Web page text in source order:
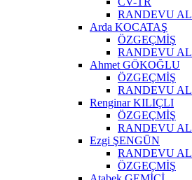
RANDEVU AL
Arda KOCATAŞ
ÖZGEÇMİŞ
RANDEVU AL
Ahmet GÖKOĞLU
ÖZGEÇMİŞ
RANDEVU AL
Renginar KILIÇLI
ÖZGEÇMİŞ
RANDEVU AL
Ezgi ŞENGÜN
RANDEVU AL
ÖZGEÇMİŞ